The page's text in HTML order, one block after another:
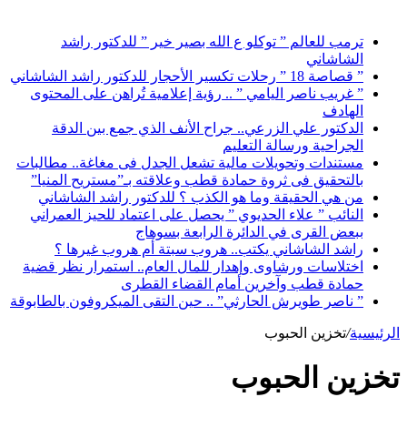
ترمب للعالم ” توكلو ع الله بصير خير ” للدكتور راشد
الشاشاني
” قصاصة 18 ” رحلات تكسير الأحجار للدكتور راشد الشاشاني
” غريب ناصر اليامي ” .. رؤية إعلامية تُراهن على المحتوى
الهادف
الدكتور علي الزرعي.. جراح الأنف الذي جمع بين الدقة
الجراحية ورسالة التعليم
مستندات وتحويلات مالية تشعل الجدل فى مغاغة.. مطالبات
بالتحقيق فى ثروة حمادة قطب وعلاقته بـ”مستريح المنيا”
من هي الحقيقة وما هو الكذب ؟ للدكتور راشد الشاشاني
النائب ” علاء الحديوي ” يحصل على اعتماد للحيز العمراني
ببعض القرى في الدائرة الرابعة بسوهاج
راشد الشاشاني يكتب.. هروب سبتة أم هروب غيرها ؟
اختلاسات ورشاوى وإهدار للمال العام.. استمرار نظر قضية
حمادة قطب وآخرين أمام القضاء القطرى
” ناصر طويرش الحارثي” .. حين التقى الميكروفون بالطابوقة
الرئيسية/تخزين الحبوب
تخزين الحبوب